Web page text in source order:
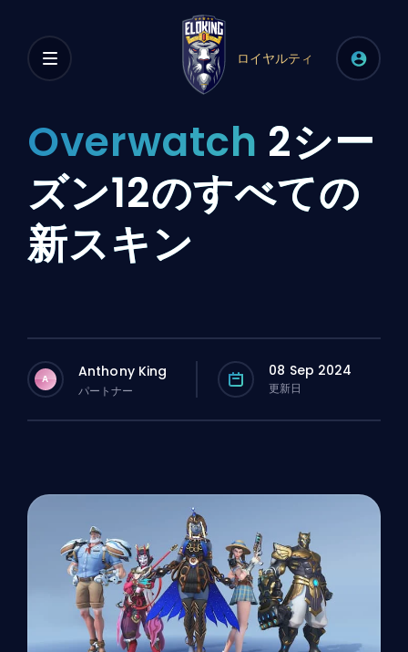
ロイヤルティ
Overwatch 2シー
ズン12のすべての
新スキン
A Anthony King
パートナー
08 Sep 2024
更新日